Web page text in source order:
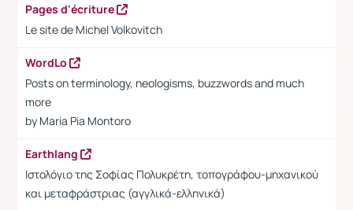
Pages d'écriture
Le site de Michel Volkovitch
WordLo
Posts on terminology, neologisms, buzzwords and much
more
by Maria Pia Montoro
Earthlang
Ιστολόγιο της Σοφίας Πολυκρέτη, τοπογράφου-μηχανικού
και μεταφράστριας (αγγλικά-ελληνικά)